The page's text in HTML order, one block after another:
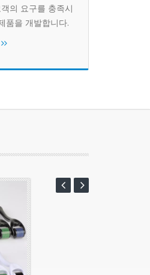
의 요구를 충족시
품을 개발합니다.